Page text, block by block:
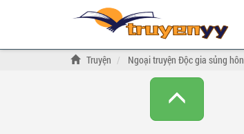
Truyện Ngoại truyện Độc gia sủng hôn